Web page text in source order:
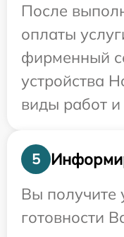
После
оплаты
фирменный
устройства
виды работ и
5
Вы получите
готовности